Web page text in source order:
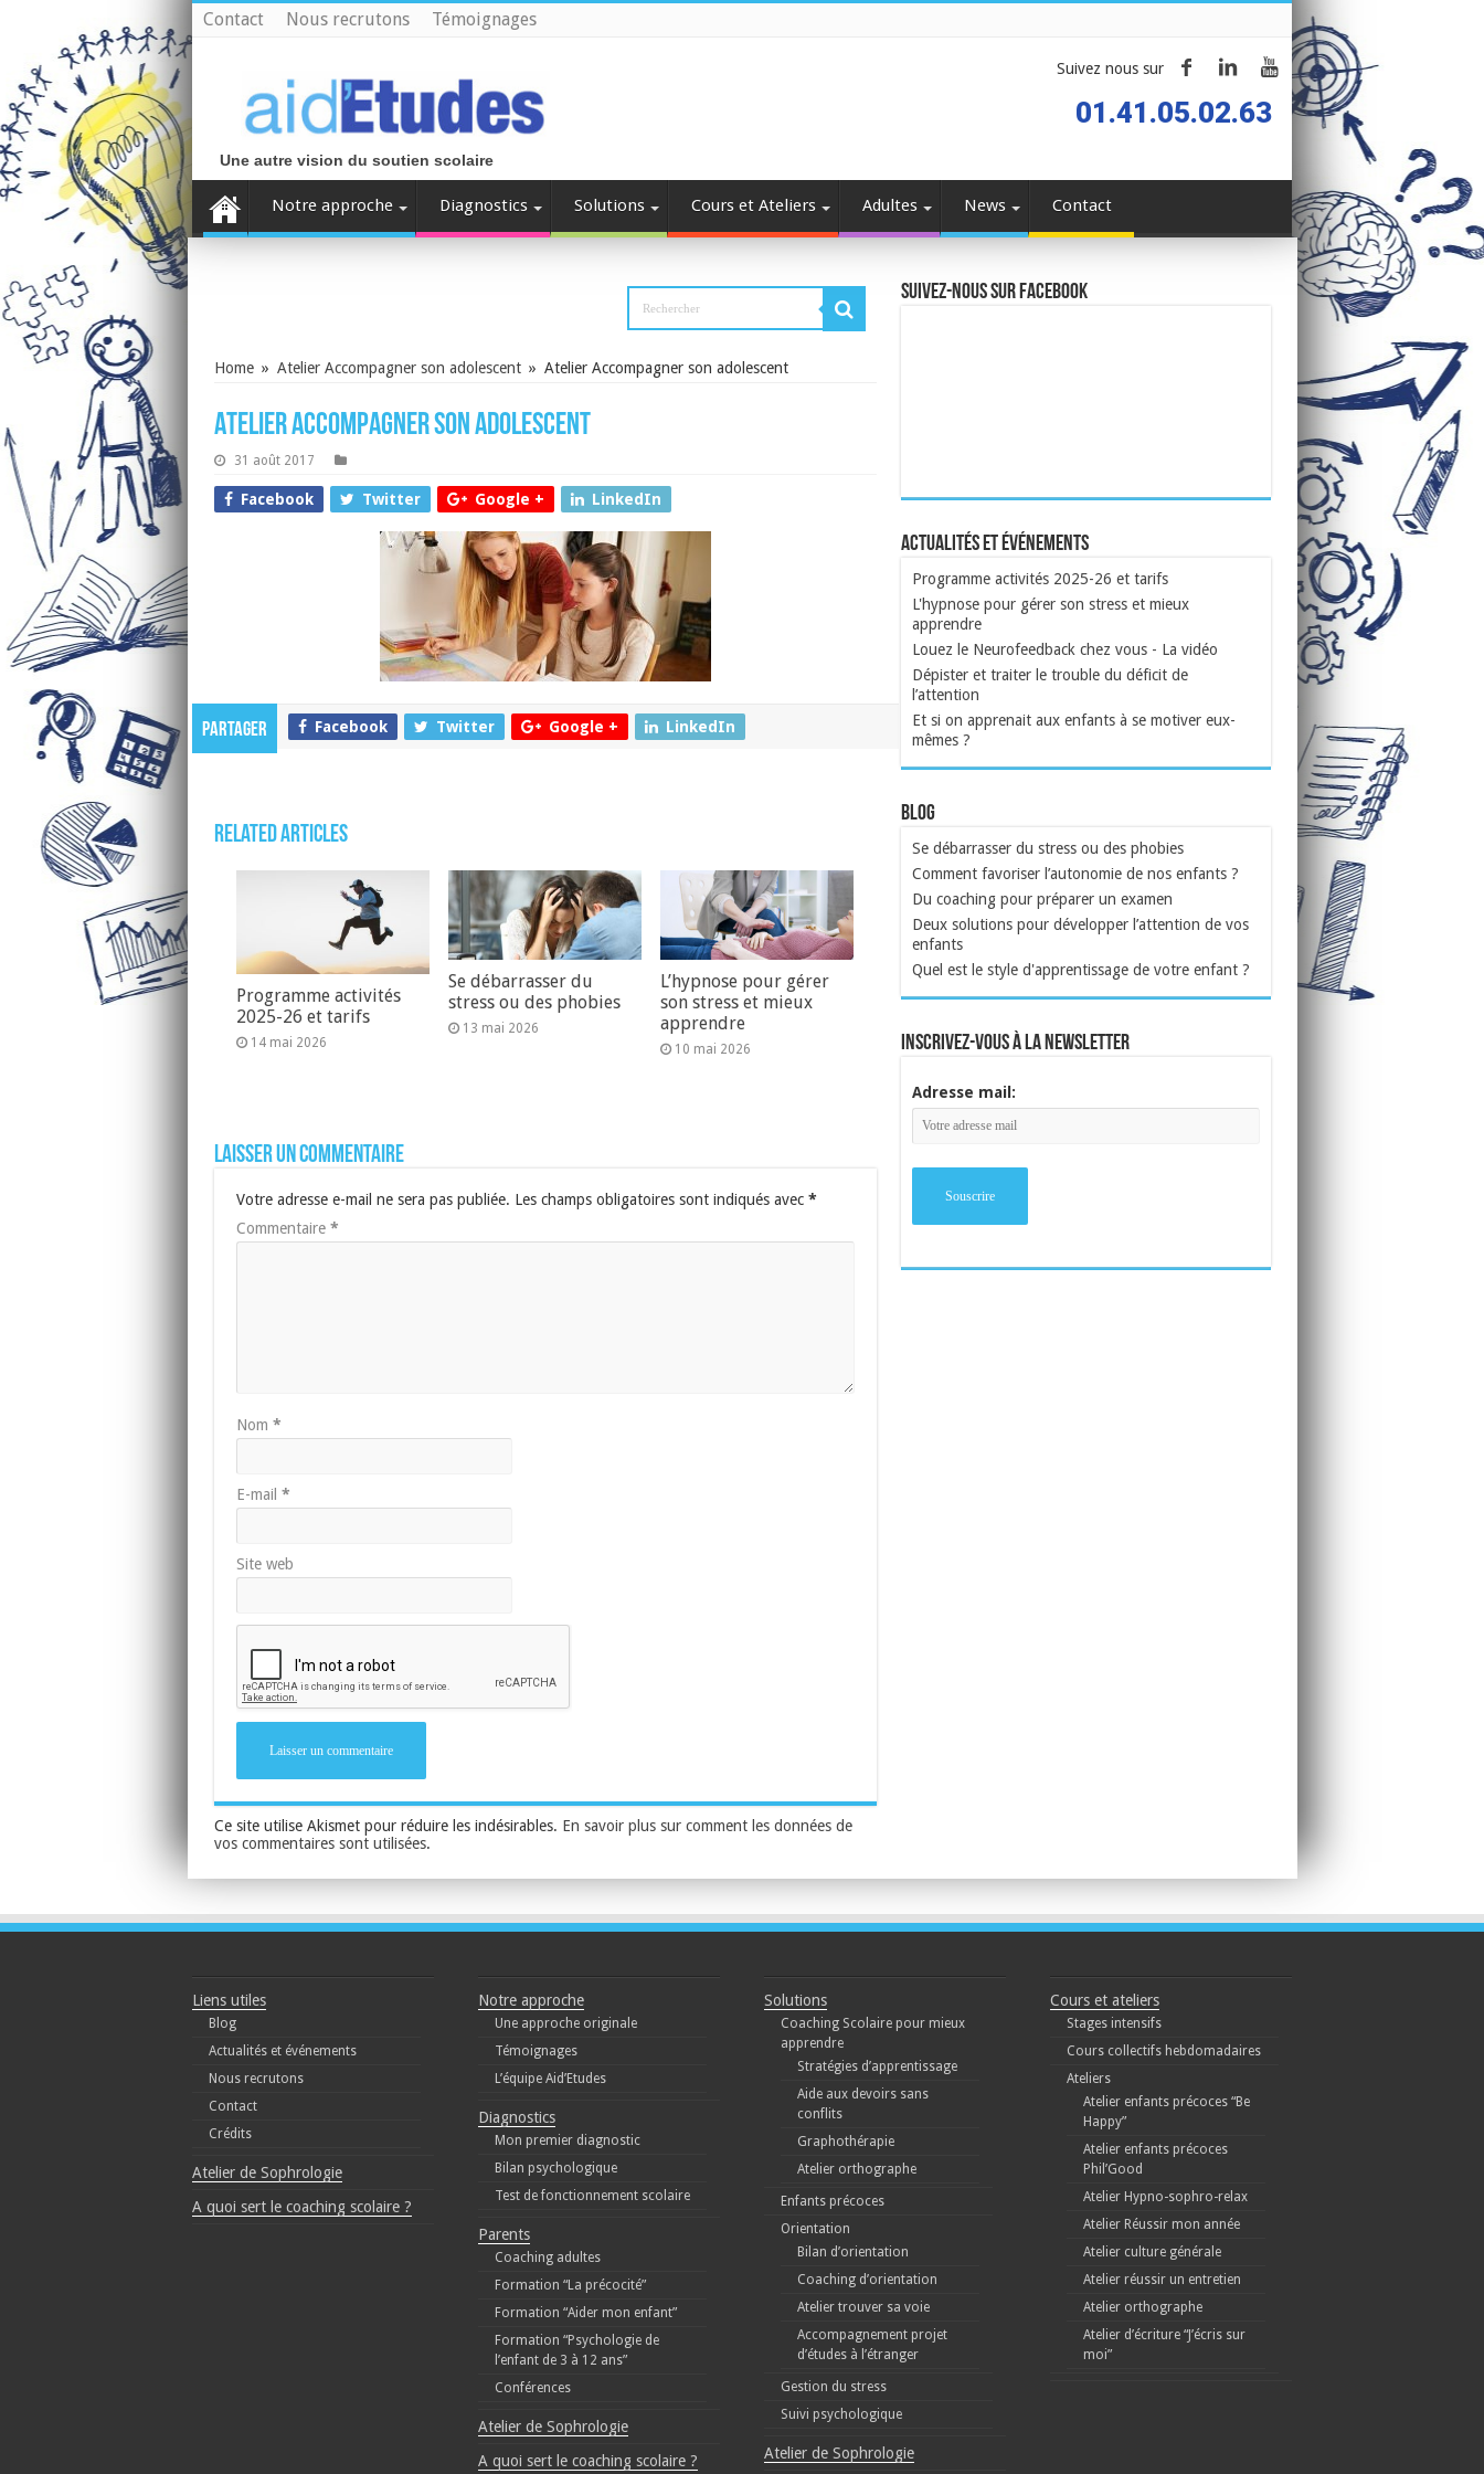
Contact Nous recrutons Témoignages
Une autre vision du soutien scolaire
Suivez nous sur
01.41.05.02.63
Notre approche Diagnostics Solutions Cours et Ateliers Adultes News Contact
Home » Atelier Accompagner son adolescent » Atelier Accompagner son adolescent
Atelier Accompagner son adolescent
31 août 2017
Facebook Twitter Google + LinkedIn
Partager Facebook Twitter Google + LinkedIn
Related Articles
Programme activités
2025-26 et tarifs
14 mai 2026
Se débarrasser du
stress ou des phobies
13 mai 2026
L’hypnose pour gérer
son stress et mieux
apprendre
10 mai 2026
Laisser un commentaire
Votre adresse e-mail ne sera pas publiée. Les champs obligatoires sont indiqués avec *
Commentaire *
Nom *
E-mail *
Site web
Ce site utilise Akismet pour réduire les indésirables. En savoir plus sur comment les données de
vos commentaires sont utilisées.
Suivez-nous sur Facebook
Actualités et événements
Programme activités 2025-26 et tarifs
L'hypnose pour gérer son stress et mieux
apprendre
Louez le Neurofeedback chez vous - La vidéo
Dépister et traiter le trouble du déficit de
l’attention
Et si on apprenait aux enfants à se motiver eux-
mêmes ?
Blog
Se débarrasser du stress ou des phobies
Comment favoriser l’autonomie de nos enfants ?
Du coaching pour préparer un examen
Deux solutions pour développer l’attention de vos
enfants
Quel est le style d'apprentissage de votre enfant ?
inscrivez-vous à la newsletter
Adresse mail:
Liens utiles
Blog
Actualités et événements
Nous recrutons
Contact
Crédits
Atelier de Sophrologie
A quoi sert le coaching scolaire ?
Notre approche
Une approche originale
Témoignages
L’équipe Aid’Etudes
Diagnostics
Mon premier diagnostic
Bilan psychologique
Test de fonctionnement scolaire
Parents
Coaching adultes
Formation “La précocité”
Formation “Aider mon enfant”
Formation “Psychologie de
l’enfant de 3 à 12 ans”
Conférences
Atelier de Sophrologie
A quoi sert le coaching scolaire ?
Solutions
Coaching Scolaire pour mieux
apprendre
Stratégies d’apprentissage
Aide aux devoirs sans
conflits
Graphothérapie
Atelier orthographe
Enfants précoces
Orientation
Bilan d’orientation
Coaching d’orientation
Atelier trouver sa voie
Accompagnement projet
d’études à l’étranger
Gestion du stress
Suivi psychologique
Atelier de Sophrologie
Cours et ateliers
Stages intensifs
Cours collectifs hebdomadaires
Ateliers
Atelier enfants précoces “Be
Happy”
Atelier enfants précoces
Phil’Good
Atelier Hypno-sophro-relax
Atelier Réussir mon année
Atelier culture générale
Atelier réussir un entretien
Atelier orthographe
Atelier d’écriture “J’écris sur
moi”